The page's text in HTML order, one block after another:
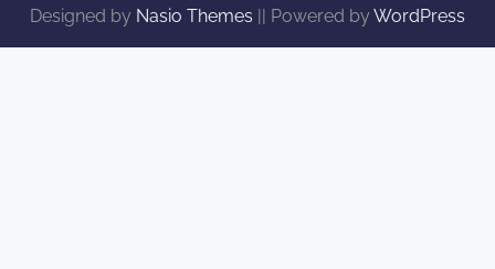
Designed by Nasio Themes || Powered by WordPress